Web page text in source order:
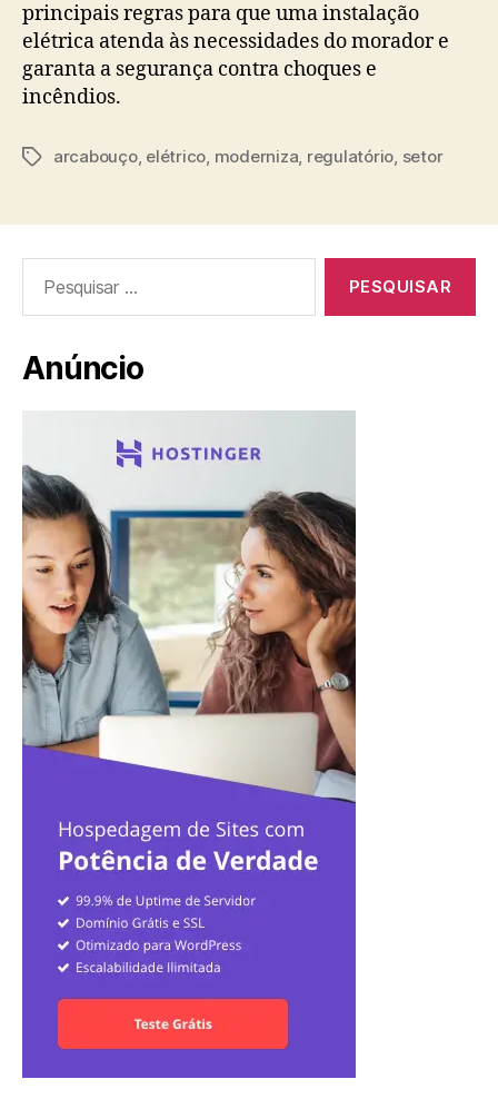
principais regras para que uma instalação
elétrica atenda às necessidades do morador e
garanta a segurança contra choques e
incêndios.
Tagsarcabouço, elétrico moderniza regulatório setor
por:
Anúncio